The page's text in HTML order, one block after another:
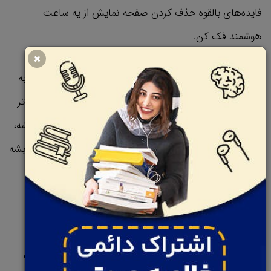
فایده‌های بالقوه حذف کردن صفحه نمایش از یه ساعت
هوشمند فک کن.
ممکنه به این نتیجه برسی که اوکی، دیزاین ساعت می‌تونه به
مراتب مینیمال تر و زیباتر بشه، ساعت می‌تونه خیلی سبک‌تر
بشه و موقع ورزش و فعالیت‌ها بدنی کمتر دست و پا گیر باشه،
از همه اینها گذشته اون ساعت خیلی ساده‌تر می‌تونه تولید بشه
و هزینه تموم شده‌اش هم در نهایت کمتر می‌شه.
حالا وقتشه بری سراغ سوال اصلی:
آیا راهی وجود داره که من بتونم این صفحه رو از روی ساعت